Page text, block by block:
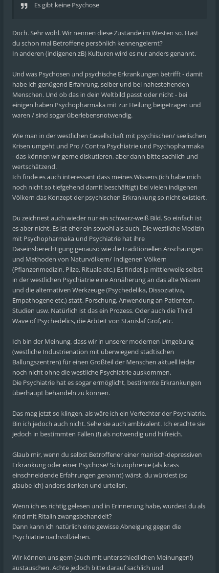
Es gibt keine Psychose
Doch. Sehr wohl. Wir nennen diese Zustände im Westen so. Hast
du schon mal Betroffene persönlich kennengelernt?
In anderen (indigenen zB) Kulturen wird es nur anders genannt.
Und was Psychosen und psychische Erkrankungen betrifft - damit
habe ich genügend Erfahrung, selber und bei nahestehenden
Menschen. Und ob das in dein Weltbild passt oder nicht - bei
einigen haben Psychopharmaka mit zur Heilung beigetragen und
waren / sind sogar überlebensnotwendig.
Wie man in der westlichen Gesellschaft mit psychischen/ seelischen
Krisen umgeht und Pro / Contra Psychiatrie und Psychopharmaka
- das können wir gerne diskutieren, aber dann bitte sachlich und
wertschätzend.
Ich finde es auch interessant dass meines Wissens (ich habe mich
noch nicht so tiefgehend damit beschäftigt) bei vielen indigenen
Völkern das Konzept der psychischen Erkrankung so nicht existiert.
Du zeichnest auch wieder nur ein schwarz-weiß Bild. So einfach ist
es aber nicht. Es ist eher ein sowohl als auch. Die westliche Medizin
mit Psychopharmaka und Psychiatrie hat ihre
Daseinsberechtigung genauso wie die traditionellen Anschaungen
und Methoden von Naturvölkern/ Indigenen Völkern
(Pflanzenmedizin, Pilze, Rituale etc.) Es findet ja mittlerweile selbst
in der westlichen Psychiatrie eine Annäherung an das alte Wissen
und die alternativen Werkzeuge (Psychedelika, Dissoziativa,
Empathogene etc.) statt. Forschung, Anwendung an Patienten,
Studien usw. Natürlich ist das ein Prozess. Oder auch die Third
Wave of Psychedelics, die Arbteit von Stanislaf Grof, etc.
Ich bin der Meinung, dass wir in unserer modernen Umgebung
(westliche Industrienation mit überwiegend städtischen
Ballungszentren) für einen Großteil der Menschen aktuell leider
noch nicht ohne die westliche Psychiatrie auskommen.
Die Psychiatrie hat es sogar ermöglicht, bestimmte Erkrankungen
überhaupt behandeln zu können.
Das mag jetzt so klingen, als wäre ich ein Verfechter der Psychiatrie.
Bin ich jedoch auch nicht. Sehe sie auch ambivalent. Ich erachte sie
jedoch in bestimmten Fällen (!) als notwendig und hilfreich.
Glaub mir, wenn du selbst Betroffener einer manisch-depressiven
Erkrankung oder einer Psychose/ Schizophrenie (als krass
einschneidende Erfahrungen genannt) wärst, du würdest (so
glaube ich) anders denken und urteilen.
Wenn ich es richtig gelesen und in Erinnerung habe, wurdest du als
Kind mit Ritalin zwangsbehandelt?
Dann kann ich natürlich eine gewisse Abneigung gegen die
Psychiatrie nachvollziehen.
Wir können uns gern (auch mit unterschiedlichen Meinungen!)
austauschen. Achte jedoch bitte darauf sachlich und